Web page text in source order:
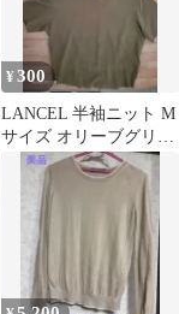
¥300
LANCEL 半袖ニット M
サイズ オリーブグリー